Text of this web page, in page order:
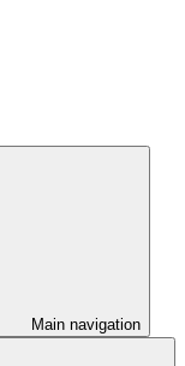
Main navigation